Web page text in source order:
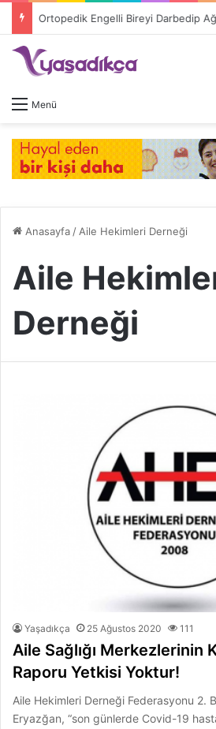
Menü
Anasayfa/Aile Hekimleri Derneği
Aile
Derneği
Yaşadıkça 25 Ağustos 2020 111
Aile Sağlığı Merkezlerinin
Raporu Yetkisi Yoktur!
Aile Hekimleri Derneği Federasyonu 2.
Eryazğan, “son günlerde Covid-19